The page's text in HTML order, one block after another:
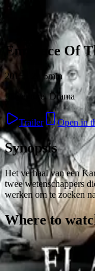
Skip to content
Embrace Of
2015 · 2h 5min
Adventure, Drama
Trailer Open in
Synopsis
Het verhaal van een
twee wetenschappers
werken om te zoeken
Where to
ContactFeedback
©2026 Byoscoop a